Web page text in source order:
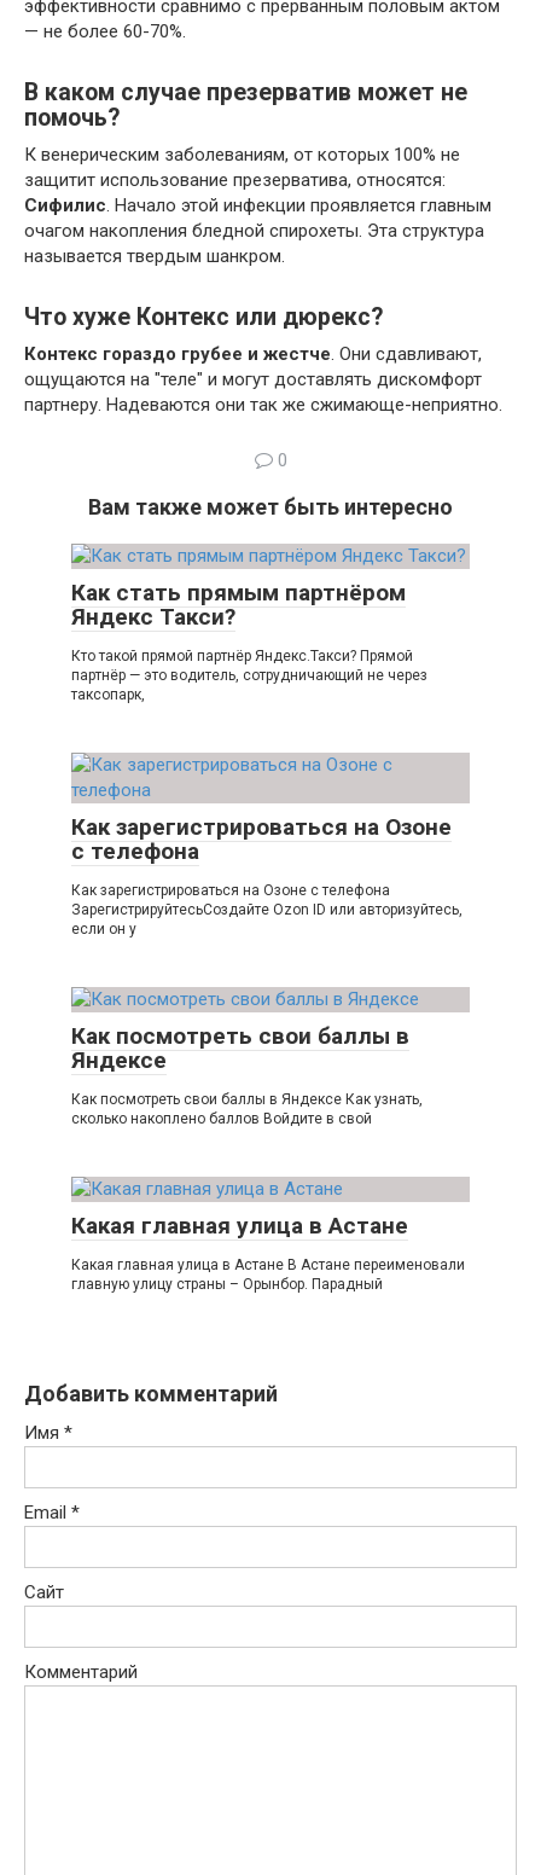
эффективности сравнимо с прерванным половым актом
— не более 60-70%.
В каком случае презерватив может не
помочь?
К венерическим заболеваниям, от которых 100% не
защитит использование презерватива, относятся:
Сифилис. Начало этой инфекции проявляется главным
очагом накопления бледной спирохеты. Эта структура
называется твердым шанкром.
Что хуже Контекс или дюрекс?
Контекс гораздо грубее и жестче. Они сдавливают,
ощущаются на "теле" и могут доставлять дискомфорт
партнеру. Надеваются они так же сжимающе-неприятно.
0
Вам также может быть интересно
Как стать прямым партнёром
Яндекс Такси?
Кто такой прямой партнёр Яндекс.Такси? Прямой
партнёр — это водитель, сотрудничающий не через
таксопарк,
Как зарегистрироваться на Озоне
с телефона
Как зарегистрироваться на Озоне с телефона
ЗарегистрируйтесьСоздайте Ozon ID или авторизуйтесь,
если он у
Как посмотреть свои баллы в
Яндексе
Как посмотреть свои баллы в Яндексе Как узнать,
сколько накоплено баллов Войдите в свой
Какая главная улица в Астане
Какая главная улица в Астане В Астане переименовали
главную улицу страны – Орынбор. Парадный
Добавить комментарий
Имя *
Email *
Сайт
Комментарий